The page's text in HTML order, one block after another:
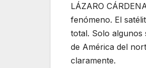
LÁZARO
fenómeno. El
total. Solo algunos
de América del
claramente.